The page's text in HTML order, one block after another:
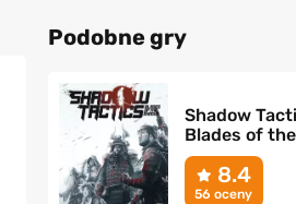
Podobne gry
Shadow
Blades of
8.4
56 oceny